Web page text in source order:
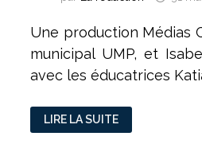
Une production Médias
municipal UMP, et
avec les éducatrices
RADIO
:
EMISSION
LIRE LA SUITE